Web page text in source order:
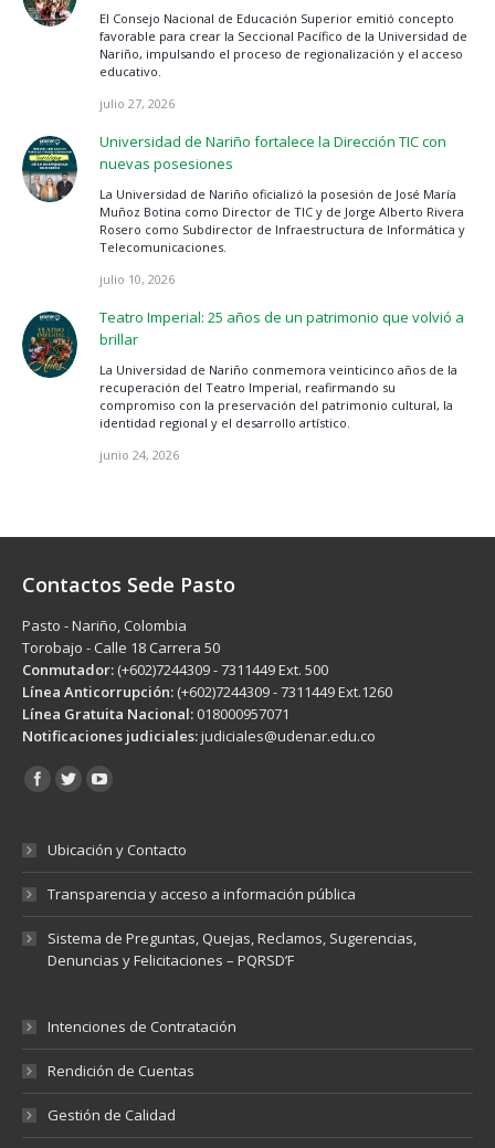
El Consejo Nacional de Educación Superior emitió concepto
favorable para crear la Seccional Pacífico de la Universidad de
Nariño, impulsando el proceso de regionalización y el acceso
educativo.
julio 27, 2026
Universidad de Nariño fortalece la Dirección TIC con
nuevas posesiones
La Universidad de Nariño oficializó la posesión de José María
Muñoz Botina como Director de TIC y de Jorge Alberto Rivera
Rosero como Subdirector de Infraestructura de Informática y
Telecomunicaciones.
julio 10, 2026
Teatro Imperial: 25 años de un patrimonio que volvió a
brillar
La Universidad de Nariño conmemora veinticinco años de la
recuperación del Teatro Imperial, reafirmando su
compromiso con la preservación del patrimonio cultural, la
identidad regional y el desarrollo artístico.
junio 24, 2026
Contactos Sede Pasto
Pasto - Nariño, Colombia
Torobajo - Calle 18 Carrera 50
Conmutador: (+602)7244309 - 7311449 Ext. 500
Línea Anticorrupción: (+602)7244309 - 7311449 Ext.1260
Línea Gratuita Nacional: 018000957071
Notificaciones judiciales:judiciales@udenar.edu.co
Encuéntranos en:
Ubicación y Contacto
Transparencia y acceso a información pública
Sistema de Preguntas, Quejas, Reclamos, Sugerencias,
Denuncias y Felicitaciones – PQRSD’F
Intenciones de Contratación
Rendición de Cuentas
Gestión de Calidad